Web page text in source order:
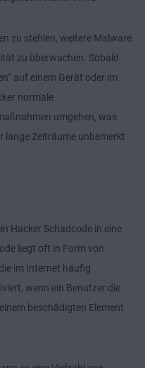
zu stehlen, weitere Malware
zu überwachen. Sobald
auf einem Gerät oder im
normale
umgehen, was
lange Zeiträume unbemerkt
Hacker Schadcode in eine
liegt oft in Form von
im Internet häufig
wenn ein Benutzer die
beschädigten Element